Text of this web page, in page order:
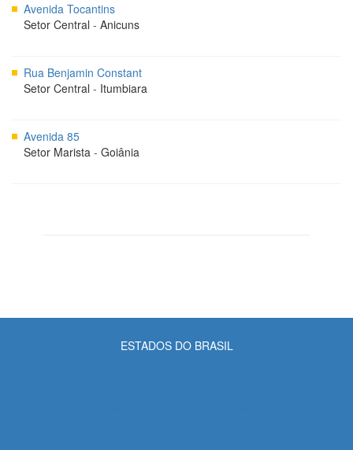
Avenida Tocantins
Setor Central - Anicuns
Rua Benjamin Constant
Setor Central - Itumbiara
Avenida 85
Setor Marista - Goiânia
ESTADOS DO BRASIL